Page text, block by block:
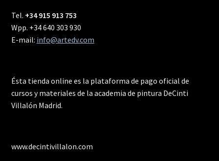
Tel. +34 915 913 753
Wpp. +34 640 303 930
E-mail: info@artedv.com
Ésta tienda online es la plataforma de pago oficial de
cursos y materiales de la academia de pintura DeCinti
Villalón Madrid.
www.decintivillalon.com